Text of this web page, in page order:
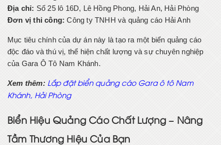
Địa chỉ: Số 25 lô 16D, Lê Hồng Phong, Hải An, Hải Phòng
Đơn vị thi công:Công ty TNHH và quảng cáo Hải Anh
Mục tiêu chính của dự án này là tạo ra một biển quảng cáo
độc đáo và thú vị, thể hiện chất lượng và sự chuyên nghiệp
của Gara Ô Tô Nam Khánh.
Xem thêm: Lắp đặt biển quảng cáo Gara ô tô Nam
Khánh, Hải Phòng
Biển Hiệu Quảng Cáo Chất Lượng – Nâng
Tầm Thương Hiệu Của Bạn